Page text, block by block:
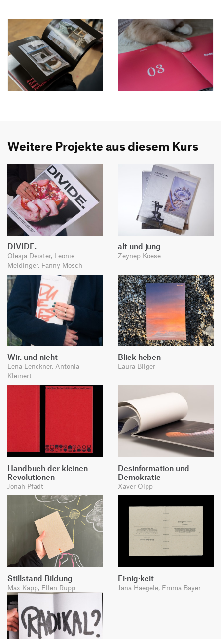
Weitere Projekte aus diesem Kurs
DIVIDE.
Olesja Deister, Leonie
Meidinger, Fanny Mosch
alt und jung
Zeynep Koese
Wir. und nicht
Lena Lenckner, Antonia
Kleinert
Blick heben
Laura Bilger
Handbuch der kleinen
Revolutionen
Jonah Pfadt
Desinformation und
Demokratie
Xaver Olpp
Stillstand Bildung
Max Kapp, Ellen Rupp
Ei·nig·keit
Jana Haegele, Emma Bayer